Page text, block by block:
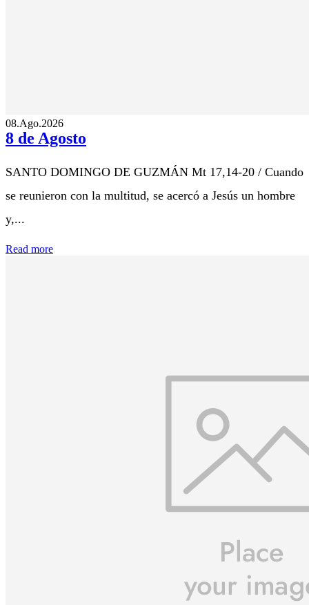
08.Ago.2026
8 de Agosto
SANTO DOMINGO DE GUZMÁN Mt 17,14-20 / Cuando
se reunieron con la multitud, se acercó a Jesús un hombre
y,...
Read more